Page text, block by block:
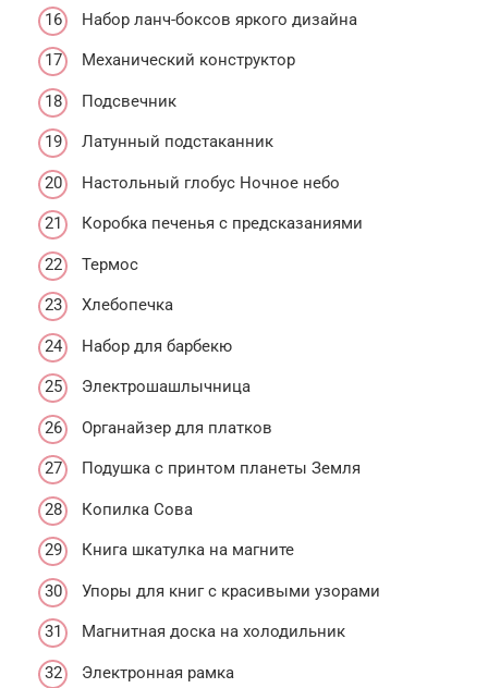
Набор ланч-боксов яркого дизайна
Механический конструктор
Подсвечник
Латунный подстаканник
Настольный глобус Ночное небо
Коробка печенья с предсказаниями
Термос
Хлебопечка
Набор для барбекю
Электрошашлычница
Органайзер для платков
Подушка с принтом планеты Земля
Копилка Сова
Книга шкатулка на магните
Упоры для книг с красивыми узорами
Магнитная доска на холодильник
Электронная рамка